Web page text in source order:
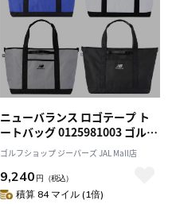
ニューバランス ロゴテープ ト
ートバッグ 0125981003 ゴルフ
トート new balance 2025年モ
デル 日本正規品
ゴルフショップ ジーパーズ JAL Mall店
9,240 円 （税込）
積算 84 マイル (1倍)